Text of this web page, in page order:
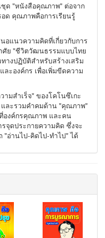
ชุด "หนังสือคุณภาพ" ต่อจาก
ด คุณภาพคือการเรียนรู้
อแนวความคิดที่เกี่ยวกับการ
ศัย "ชีวิตวัฒนธรรมแบบไทย
างปฏิบัติสำหรับสร้างเสริม
ะองค์กร เพื่อเพิ่มขีดความ
มสำเร็จ" ของโคโนซึเกะ
และรวมคำคมด้าน "คุณภาพ"
องค์กรคุณภาพ และคน
จุดประกายความคิด ซึ่งจะ
"อ่านไป-คิดไป-ทำไป" ได้